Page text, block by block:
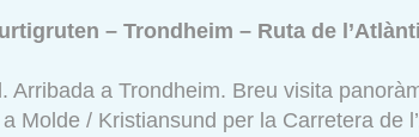
– Trondheim – Ruta de
Arribada a Trondheim. Breu visita
Molde / Kristiansund per la Carretera de